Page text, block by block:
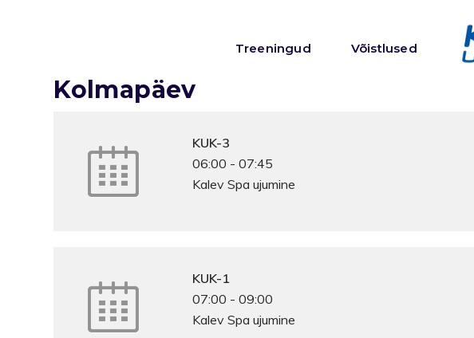
Treeningud Võistlused
Kolmapäev
KUK-3
06:00 -07:45
Kalev Spa ujumine
KUK-1
07:00 -09:00
Kalev Spa ujumine